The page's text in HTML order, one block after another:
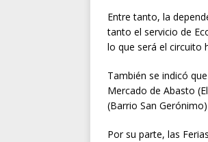
Entre tanto, la
tanto el servicio de
lo que será el circuito
También se indicó
Mercado de Abasto
(Barrio San
Por su parte, las